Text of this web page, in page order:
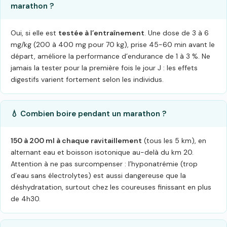
marathon ?
Oui, si elle est testée à l’entraînement. Une dose de 3 à 6
mg/kg (200 à 400 mg pour 70 kg), prise 45-60 min avant le
départ, améliore la performance d’endurance de 1 à 3 %. Ne
jamais la tester pour la première fois le jour J : les effets
digestifs varient fortement selon les individus.
💧 Combien boire pendant un marathon ?
150 à 200 ml à chaque ravitaillement (tous les 5 km), en
alternant eau et boisson isotonique au-delà du km 20.
Attention à ne pas surcompenser : l’hyponatrémie (trop
d’eau sans électrolytes) est aussi dangereuse que la
déshydratation, surtout chez les coureuses finissant en plus
de 4h30.